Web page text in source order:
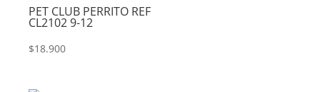
PET CLUB PERRITO REF
CL2102 9-12
$18.900